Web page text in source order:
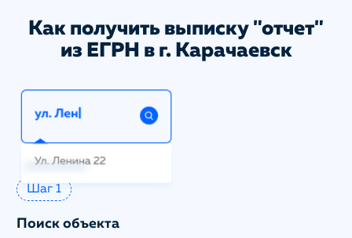
Как получить выписку "отчет"
из ЕГРН в г. Карачаевск
Шаг 1
Поиск объекта